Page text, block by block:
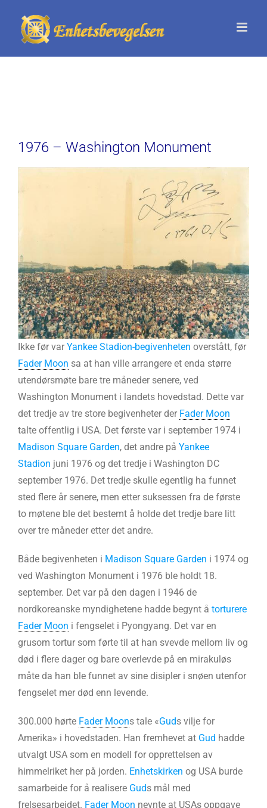
content
1976 – Washington Monument
Ikke før varYankee Stadion-begivenheten overstått, før
Fader Moon sa at han ville arrangere et enda større
utendørsmøte bare tre måneder senere, ved
Washington Monument i landets hovedstad. Dette var
det tredje av tre store begivenheter der Fader Moon
talte offentlig i USA. Det første var i september 1974 i
Madison Square Garden, det andre på Yankee
Stadion juni 1976 og det tredje i Washington DC
september 1976. Det tredje skulle egentlig ha funnet
sted flere år senere, men etter suksessen fra de første
to møtene ble det bestemt å holde det tredje bare litt
over tre måneder etter det andre.
Både begivenheten i Madison Square Garden i 1974 og
ved Washington Monument i 1976 ble holdt 18.
september. Det var på den dagen i 1946 de
nordkoreanske myndighetene hadde begynt å torturere
Fader Moon i fengselet i Pyongyang. Det var en
grusom tortur som førte til at han svevde mellom liv og
død i flere dager og bare overlevde på en mirakuløs
måte da han ble funnet av sine disipler i snøen utenfor
fengselet mer død enn levende.
300.000 hørte Fader Moons tale «Guds vilje for
Amerika» i hovedstaden. Han fremhevet at Gud hadde
utvalgt USA som en modell for opprettelsen av
himmelriket her på jorden. Enhetskirken og USA burde
samarbeide for å realisere Guds mål med
frelsesarbeidet. Fader Moon nevnte at USAs oppgave